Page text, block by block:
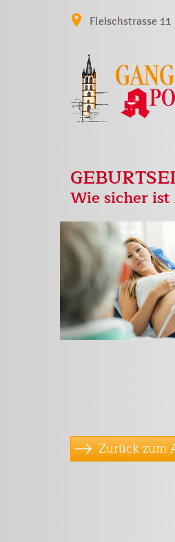
Fleischstrasse 11
Wie sicher
Zurück zum